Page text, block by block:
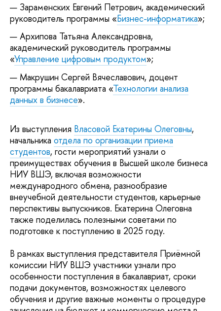
Зараменских Евгений Петрович, академический
руководитель программы «Бизнес-информатика»;
Архипова Татьяна Александровна,
академический руководитель программы
«Управление цифровым продуктом»;
Макрушин Сергей Вячеславович, доцент
программы бакалавриата «Технологии анализа
данных в бизнесе».
Из выступления Власовой Екатерины Олеговны,
начальника отдела по организации приема
студентов, гости мероприятий узнали о
преимуществах обучения в Высшей школе бизнеса
НИУ ВШЭ, включая возможности
международного обмена, разнообразие
внеучебной деятельности студентов, карьерные
перспективы выпускников. Екатерина Олеговна
также поделилась полезными советами по
подготовке к поступлению в 2025 году.
В рамках выступления представителя Приёмной
комиссии НИУ ВШЭ участники узнали про
особенности поступления в бакалавриат, сроки
подачи документов, возможностях целевого
обучения и другие важные моменты о процедуре